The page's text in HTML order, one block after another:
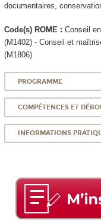
documentaires,
Code(s) ROME : Conseil
(M1402) - Conseil et
(M1806)
PROGRAMME
COMPÉTENCES ET
INFORMATIONS